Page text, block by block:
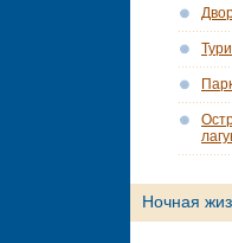
Ночная